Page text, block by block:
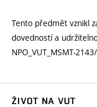
Tento předmět vznikl
dovedností a
NPO_VUT_MSMT-
ŽIVOT NA VUT